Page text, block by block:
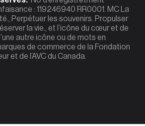
: 119246940 RR0001. MC La
Perpétuer les souvenirs. Propulser
la vie., et l’icône du cœur et de
autre icône ou de mots en
de commerce de la Fondation
et de l’AVC du Canada.